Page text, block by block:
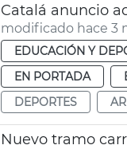
Catalá anuncio
modificado hace 3
EDUCACIÓN Y
EN PORTADA
DEPORTES
Nuevo tramo